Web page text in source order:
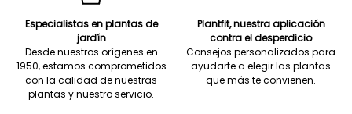
Especialistas en plantas de
jardín
Desde nuestros orígenes en
1950, estamos comprometidos
con la calidad de nuestras
plantas y nuestro servicio.
Plantfit, nuestra aplicación
contra el desperdicio
Consejos personalizados para
ayudarte a elegir las plantas
que más te convienen.